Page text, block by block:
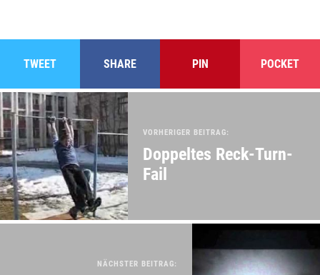
TWEET SHARE PIN POCKET
VORHERIGER BEITRAG:
Doppeltes Reck-Turn-
Fail
NÄCHSTER BEITRAG: